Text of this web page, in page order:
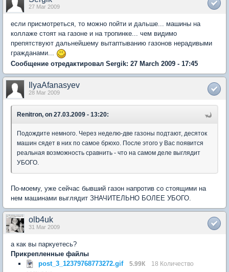
27 Mar 2009
если присмотреться, то можно пойти и дальше... машины на
коллаже стоят на газоне и на тропинке... чем видимо
препятствуют дальнейшему вытаптыванию газонов нерадивыми
гражданами...
Сообщение отредактировал Sergik: 27 March 2009 - 17:45
IlyaAfanasyev
28 Mar 2009
Renitron, on 27.03.2009 - 13:20:
Подождите немного. Через неделю-две газоны подтают, десяток
машин сядет в них по самое брюхо. После этого у Вас появится
реальная возможность сравнить - что на самом деле выглядит
УБОГО.
По-моему, уже сейчас бывший газон напротив со стоящими на
нем машинами выглядит ЗНАЧИТЕЛЬНО БОЛЕЕ УБОГО.
olb4uk
31 Mar 2009
а как вы паркуетесь?
Прикрепленные файлы
post_3_12379768773272.gif
5.99К
18 Количество